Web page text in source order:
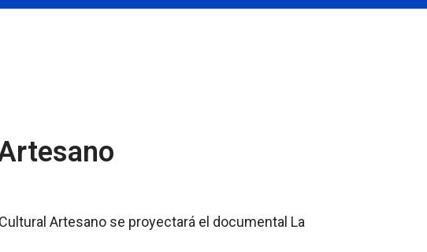
Artesano se proyectará el documental La